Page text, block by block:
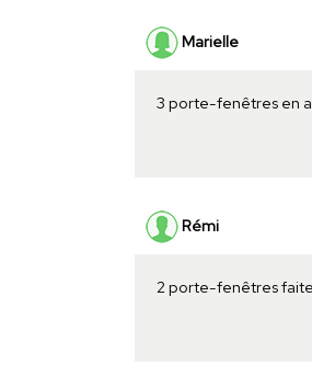
Marielle
3 porte-fenêtres en
Rémi
2 porte-fenêtres